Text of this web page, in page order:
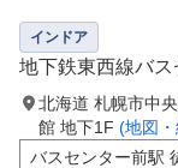
インドア
地下鉄東西線バ
北海道 札幌市中
館 地下1F (地図
バスセンター前駅